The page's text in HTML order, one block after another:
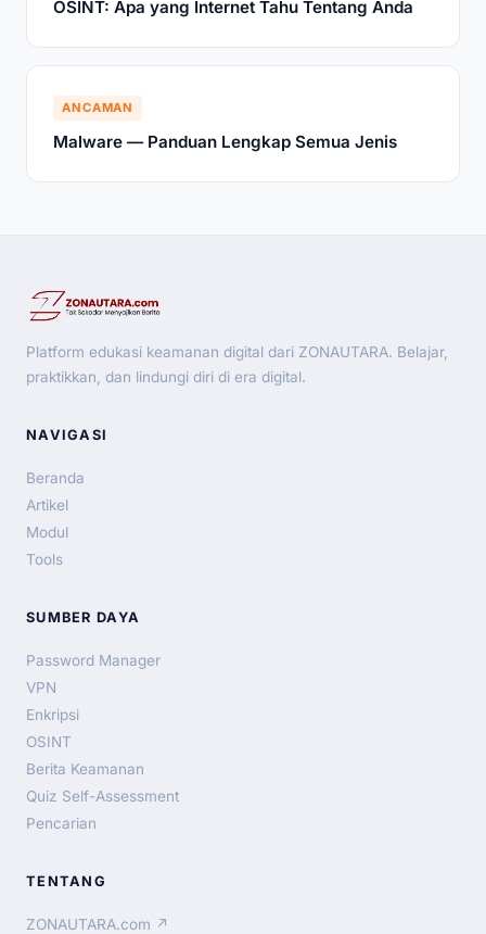
OSINT: Apa yang Internet Tahu Tentang Anda
ANCAMAN
Malware — Panduan Lengkap Semua Jenis
Platform edukasi keamanan digital dari ZONAUTARA. Belajar,
praktikkan, dan lindungi diri di era digital.
NAVIGASI
Beranda
Artikel
Modul
Tools
SUMBER DAYA
Password Manager
VPN
Enkripsi
OSINT
Berita Keamanan
Quiz Self-Assessment
Pencarian
TENTANG
ZONAUTARA.com ↗